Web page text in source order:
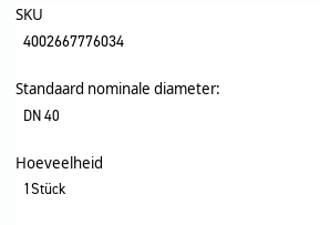
SKU
4002667776034
Standaard nominale diameter:
DN 40
Hoeveelheid
1Stück